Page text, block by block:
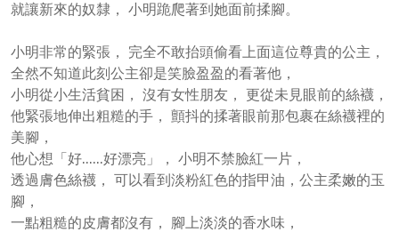
就讓新來的奴隸， 小明跪爬著到她面前揉腳。
小明非常的緊張， 完全不敢抬頭偷看上面這位尊貴的公主，
全然不知道此刻公主卻是笑臉盈盈的看著他，
小明從小生活貧困， 沒有女性朋友， 更從未見眼前的絲襪，
他緊張地伸出粗糙的手， 顫抖的揉著眼前那包裹在絲襪裡的
美腳，
他心想「好......好漂亮」， 小明不禁臉紅一片，
透過膚色絲襪， 可以看到淡粉紅色的指甲油，公主柔嫩的玉
腳，
一點粗糙的皮膚都沒有， 腳上淡淡的香水味，